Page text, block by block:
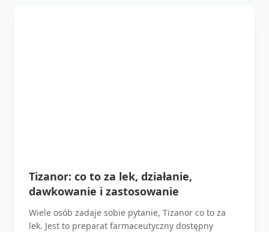
Tizanor: co to za lek, działanie,
dawkowanie i zastosowanie
Wiele osób zadaje sobie pytanie, Tizanor co to za
lek. Jest to preparat farmaceutyczny dostępny